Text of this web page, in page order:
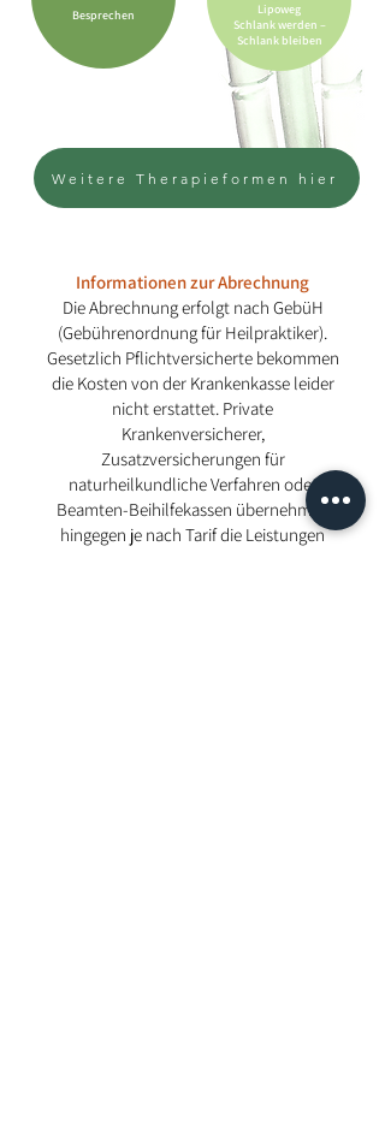
Lipoweg
Schlank werden –
Schlank bleiben
Weitere Therapieformen hier
Besprechen
Informationen zur Abrechnung
Die Abrechnung erfolgt nach GebüH
(Gebührenordnung für Heilpraktiker).
Gesetzlich Pflichtversicherte bekommen
die Kosten von der Krankenkasse leider
nicht erstattet. Private
Krankenversicherer,
Zusatzversicherungen für
naturheilkundliche Verfahren oder
Beamten-Beihilfekassen übernehmen
hingegen je nach Tarif die Leistungen